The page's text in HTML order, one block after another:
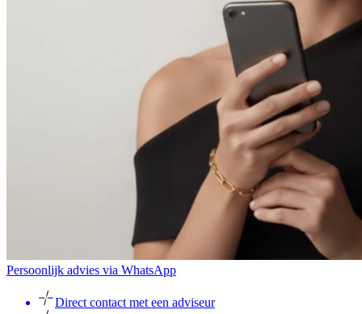
Persoonlijk advies via WhatsApp
Direct contact met een adviseur